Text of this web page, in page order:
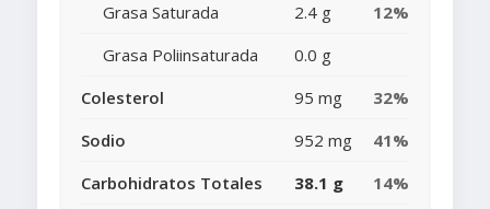
Grasa Saturada
2.4 g
12%
Grasa Poliinsaturada
0.0 g
Colesterol
95 mg
32%
Sodio
952 mg
41%
Carbohidratos Totales
38.1 g
14%